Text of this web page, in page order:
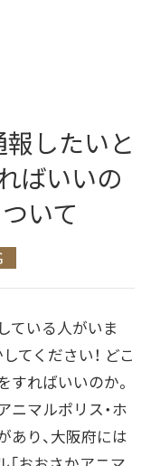
したいと
ばいいの
いて
ている人がいま
てください！ どこ
すればいいのか。
ニマルポリス・ホ
あり、大阪府には